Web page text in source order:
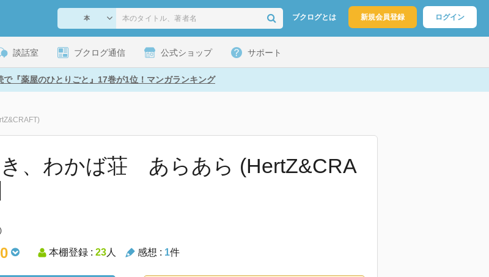
ブクログとは 新規会員登録 ログイン
談話室 ブクログ通信 公式ショップ サポート
で『薬屋のひとりごと』17巻が1位！マンガランキング
、わかば荘 あらあら (HertZ&CRA
本棚登録 : 23人 感想 : 1件